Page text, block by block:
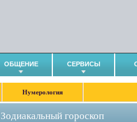
ОБЩЕНИЕ СЕРВИСЫ
Нумерология
Зодиакальный гороскоп